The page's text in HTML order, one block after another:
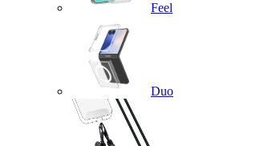
Feel
Duo